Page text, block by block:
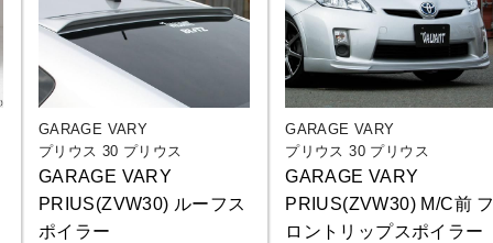
GARAGE VARY
プリウス 30 プリウス
GARAGE VARY
PRIUS(ZVW30) ルーフス
ポイラー
GARAGE VARY
プリウス 30 プリウス
GARAGE VARY
PRIUS(ZVW30) M/C前 フ
ロントリップスポイラー
お買物を続ける カートへ進む